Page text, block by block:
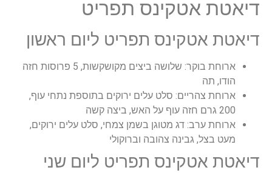
דיאטת אטקינס תפריט
דיאטת אטקינס תפריט ליום ראשון
ארוחת בוקר: שלושה ביצים מקושקשות, 5 פרוסות חזה
הודו, תה
ארוחת צהריים: סלט עלים ירוקים בתוספת נתחי עוף,
200 גרם חזה עוף על האש, ביצה קשה
ארוחת ערב: דג מטוגן בשמן צמחי, סלט עלים ירוקים,
מעט בצל, גבינה צהובה וברוקולי
דיאטת אטקינס תפריט ליום שני